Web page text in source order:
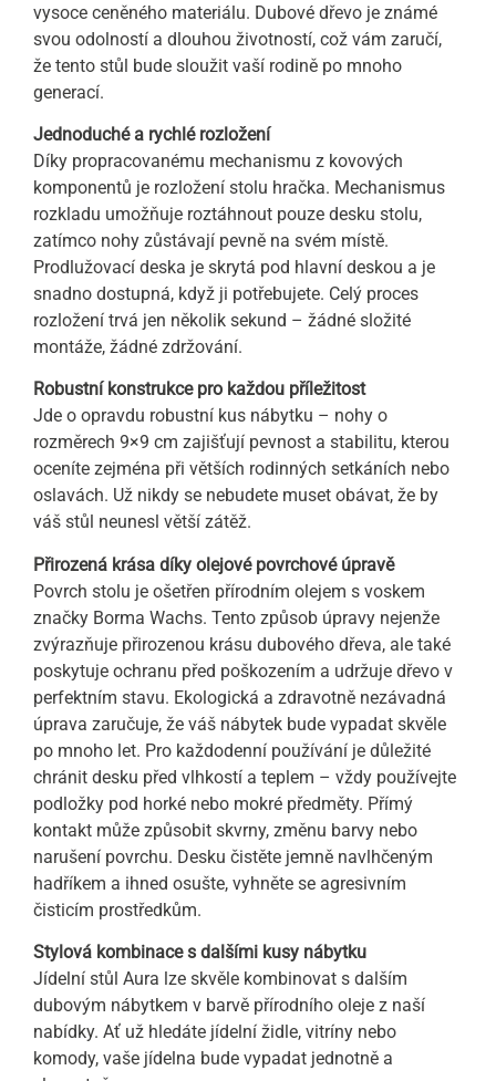
vysoce ceněného materiálu. Dubové dřevo je známé
svou odolností a dlouhou životností, což vám zaručí,
že tento stůl bude sloužit vaší rodině po mnoho
generací.
Jednoduché a rychlé rozložení
Díky propracovanému mechanismu z kovových
komponentů je rozložení stolu hračka. Mechanismus
rozkladu umožňuje roztáhnout pouze desku stolu,
zatímco nohy zůstávají pevně na svém místě.
Prodlužovací deska je skrytá pod hlavní deskou a je
snadno dostupná, když ji potřebujete. Celý proces
rozložení trvá jen několik sekund – žádné složité
montáže, žádné zdržování.
Robustní konstrukce pro každou příležitost
Jde o opravdu robustní kus nábytku – nohy o
rozměrech 9×9 cm zajišťují pevnost a stabilitu, kterou
oceníte zejména při větších rodinných setkáních nebo
oslavách. Už nikdy se nebudete muset obávat, že by
váš stůl neunesl větší zátěž.
Přirozená krása díky olejové povrchové úpravě
Povrch stolu je ošetřen přírodním olejem s voskem
značky Borma Wachs. Tento způsob úpravy nejenže
zvýrazňuje přirozenou krásu dubového dřeva, ale také
poskytuje ochranu před poškozením a udržuje dřevo v
perfektním stavu. Ekologická a zdravotně nezávadná
úprava zaručuje, že váš nábytek bude vypadat skvěle
po mnoho let. Pro každodenní používání je důležité
chránit desku před vlhkostí a teplem – vždy používejte
podložky pod horké nebo mokré předměty. Přímý
kontakt může způsobit skvrny, změnu barvy nebo
narušení povrchu. Desku čistěte jemně navlhčeným
hadříkem a ihned osušte, vyhněte se agresivním
čisticím prostředkům.
Stylová kombinace s dalšími kusy nábytku
Jídelní stůl Aura lze skvěle kombinovat s dalším
dubovým nábytkem v barvě přírodního oleje z naší
nabídky. Ať už hledáte jídelní židle, vitríny nebo
komody, vaše jídelna bude vypadat jednotně a